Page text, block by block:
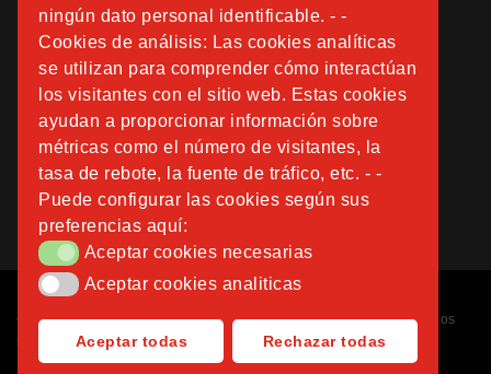
ningún dato personal identificable. - -
Cookies de análisis: Las cookies analíticas
se utilizan para comprender cómo interactúan
los visitantes con el sitio web. Estas cookies
ayudan a proporcionar información sobre
métricas como el número de visitantes, la
tasa de rebote, la fuente de tráfico, etc. - -
Puede configurar las cookies según sus
preferencias aquí:
Aceptar cookies necesarias
Aceptar cookies necesarias
Aceptar cookies analiticas
Aceptar cookies analiticas
Aceptar todas Rechazar todas
Copyright © 2026Fundación Instituto San José. Todos los derechos
reservados.
Diseñado porNubemedia.